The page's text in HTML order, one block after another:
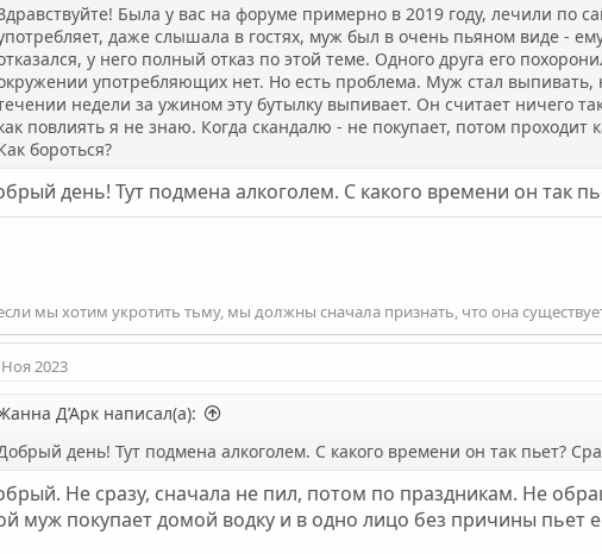
Была у вас на форуме примерно в 2019 году, лечили по
даже слышала в гостях, муж был в очень пьяном виде -
у него полный отказ по этой теме. Одного друга его
употребляющих нет. Но есть проблема. Муж стал
недели за ужином эту бутылку выпивает. Он считает ничего
повлиять я не знаю. Когда скандалю - не покупает, потом
бороться?
день! Тут подмена алкоголем. С какого времени он так
мы хотим укротить тьму, мы должны сначала признать, что она
2023
Д’Арк написал(а):
день! Тут подмена алкоголем. С какого времени он так пьет?
Не сразу, сначала не пил, потом по праздникам. Не
муж покупает домой водку и в одно лицо без причины пьет